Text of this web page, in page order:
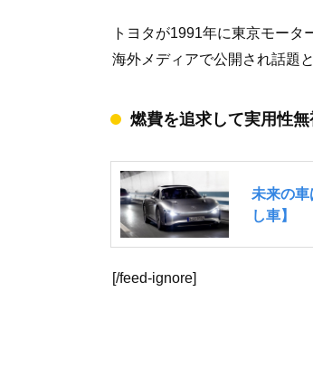
トヨタが1991年に東京モー
海外メディアで公開され話題
燃費を追求して実用性
[/feed-ignore]